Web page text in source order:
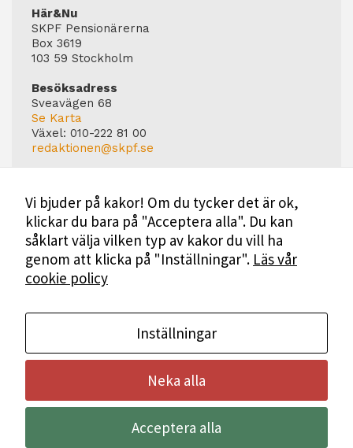
Här&Nu
SKPF Pensionärerna
Box 3619
103 59 Stockholm
Besöksadress
Sveavägen 68
Se Karta
Växel: 010-222 81 00
redaktionen@skpf.se
Markus Dahlberg
Tel: 0720-88 17 17
markus.dahlberg@skpf.se
Annonsering
Swartling & Bergström Media
Birger Jarlsgatan 110
Tel: 08-545 160 60
Bli medlem i SKPF
Annonsera
Vi bjuder på kakor! Om du tycker det är ok,
klickar du bara på "Acceptera alla". Du kan
såklart välja vilken typ av kakor du vill ha
genom att klicka på "Inställningar". Läs vår
cookie policy
Inställningar
Neka alla
Acceptera alla